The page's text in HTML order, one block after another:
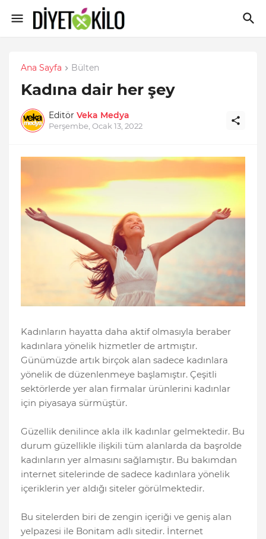
Ana Sayfa Bülten
Kadına dair her şey
Editör Veka Medya
Perşembe, Ocak 13, 2022
Kadınların hayatta daha aktif olmasıyla beraber
kadınlara yönelik hizmetler de artmıştır.
Günümüzde artık birçok alan sadece kadınlara
yönelik de düzenlenmeye başlamıştır. Çeşitli
sektörlerde yer alan firmalar ürünlerini kadınlar
için piyasaya sürmüştür.
Güzellik denilince akla ilk kadınlar gelmektedir. Bu
durum güzellikle ilişkili tüm alanlarda da başrolde
kadınların yer almasını sağlamıştır. Bu bakımdan
internet sitelerinde de sadece kadınlara yönelik
içeriklerin yer aldığı siteler görülmektedir.
Bu sitelerden biri de zengin içeriği ve geniş alan
yelpazesi ile Bonitam adlı sitedir. İnternet